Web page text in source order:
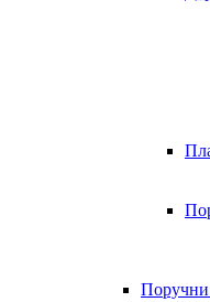
Поручни